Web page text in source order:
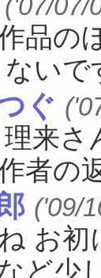
品の
い
ぐ
理来
者の
('09/
お初